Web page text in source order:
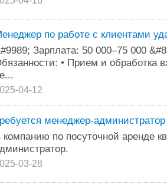
по работе с клиентами
Зарплата: 50 000–75 000
• Прием и обработка
04-12
менеджер-администратор
компанию по посуточной аренде
03-28